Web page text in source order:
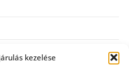
kezelése